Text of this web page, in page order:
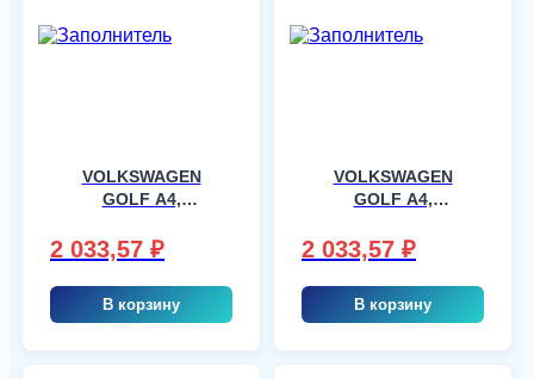
VOLKSWAGEN
GOLF A4,
8558), шт
2 033,57 ₽
В корзину
VOLKSWAGEN
GOLF A4,
8558), шт
2 033,57 ₽
В корзину